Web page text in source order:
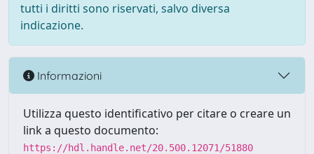
tutti i diritti sono riservati, salvo diversa
indicazione.
Informazioni
Utilizza questo identificativo per citare o creare un
link a questo documento:
https://hdl.handle.net/20.500.12071/51880